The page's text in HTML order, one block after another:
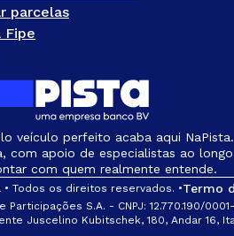
parcelas
Fipe
veículo perfeito acaba aqui
com apoio de especialistas ao
com quem realmente entende.
• Todos os direitos reservados. •Termo
Participações S.A. - CNPJ: 12.770.190/
Juscelino Kubitschek, 180, Andar 16,